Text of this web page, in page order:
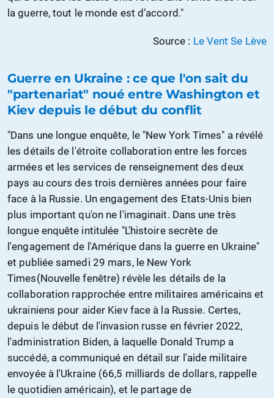
la guerre, tout le monde est d’accord."
Source : Le Vent Se Lève
Guerre en Ukraine : ce que l'on sait du
"partenariat" noué entre Washington et
Kiev depuis le début du conflit
"Dans une longue enquête, le "New York Times" a révélé
les détails de l'étroite collaboration entre les forces
armées et les services de renseignement des deux
pays au cours des trois dernières années pour faire
face à la Russie. Un engagement des Etats-Unis bien
plus important qu'on ne l'imaginait. Dans une très
longue enquête intitulée "L'histoire secrète de
l'engagement de l'Amérique dans la guerre en Ukraine"
et publiée samedi 29 mars, le New York
Times(Nouvelle fenêtre) révèle les détails de la
collaboration rapprochée entre militaires américains et
ukrainiens pour aider Kiev face à la Russie. Certes,
depuis le début de l'invasion russe en février 2022,
l'administration Biden, à laquelle Donald Trump a
succédé, a communiqué en détail sur l'aide militaire
envoyée à l'Ukraine (66,5 milliards de dollars, rappelle
le quotidien américain), et le partage de